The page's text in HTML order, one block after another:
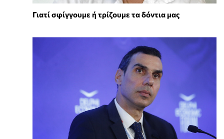
Γιατί σφίγγουμε ή τρίζουμε τα δόντια μας